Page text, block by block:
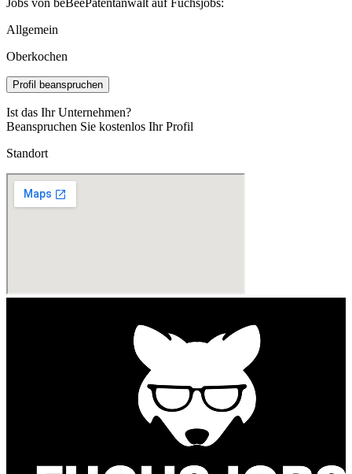
Allgemein
Oberkochen
Profil beanspruchen
Ist das Ihr Unternehmen?
Beanspruchen Sie kostenlos Ihr Profil
Standort